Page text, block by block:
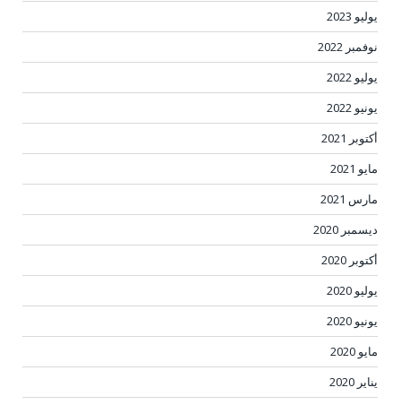
يوليو 2023
نوفمبر 2022
يوليو 2022
يونيو 2022
أكتوبر 2021
مايو 2021
مارس 2021
ديسمبر 2020
أكتوبر 2020
يوليو 2020
يونيو 2020
مايو 2020
يناير 2020